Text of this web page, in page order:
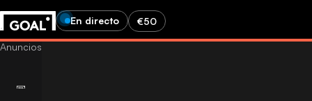
En directo €50